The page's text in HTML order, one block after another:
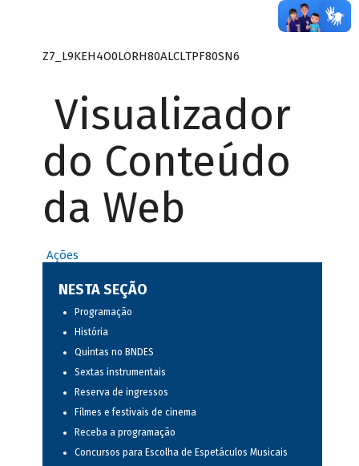
Z7_L9KEH4O0LORH80ALCLTPF80SN6
Visualizador
do Conteúdo
da Web
Ações
NESTA SEÇÃO
Programação
História
Quintas no BNDES
Sextas instrumentais
Reserva de ingressos
Filmes e festivais de cinema
Receba a programação
Concursos para Escolha de Espetáculos Musicais